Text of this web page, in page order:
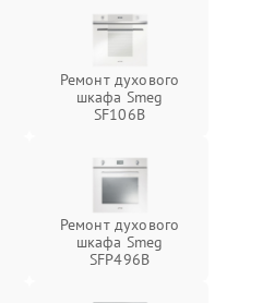
Ремонт духового
шкафа Smeg
SF106B
Ремонт духового
шкафа Smeg
SFP496B